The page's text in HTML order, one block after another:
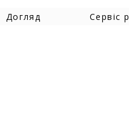
Догляд Сервіс